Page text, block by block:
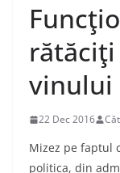
vinului
22 Dec 2016
Mizez pe faptul
politica, din